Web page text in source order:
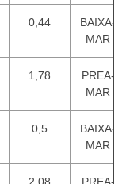
0,44
BAIXA-
MAR
1,78
PREA-
MAR
0,5
BAIXA-
MAR